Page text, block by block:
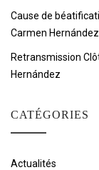
Cause de
Carmen Hernández
Retransmission
Hernández
CATÉGORIES
Actualités